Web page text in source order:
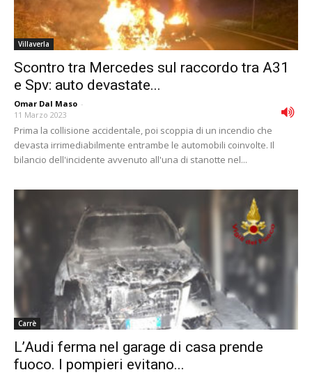
Villaverla
Scontro tra Mercedes sul raccordo tra A31
e Spv: auto devastate...
Omar Dal Maso -
11 Marzo 2023
Prima la collisione accidentale, poi scoppia di un incendio che
devasta irrimediabilmente entrambe le automobili coinvolte. Il
bilancio dell'incidente avvenuto all'una di stanotte nel...
Carrè
L’Audi ferma nel garage di casa prende
fuoco. I pompieri evitano...